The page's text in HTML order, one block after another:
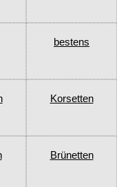
bestens
Korsetten
Brünetten